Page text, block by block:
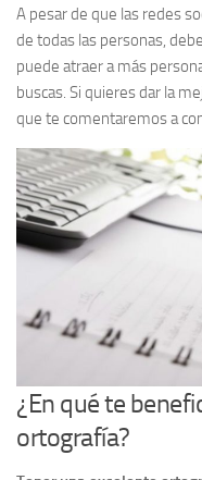
A pesar de que las redes
de todas las personas,
puede atraer a más
buscas. Si quieres dar la
que te comentaremos a
¿En qué te
ortografía?